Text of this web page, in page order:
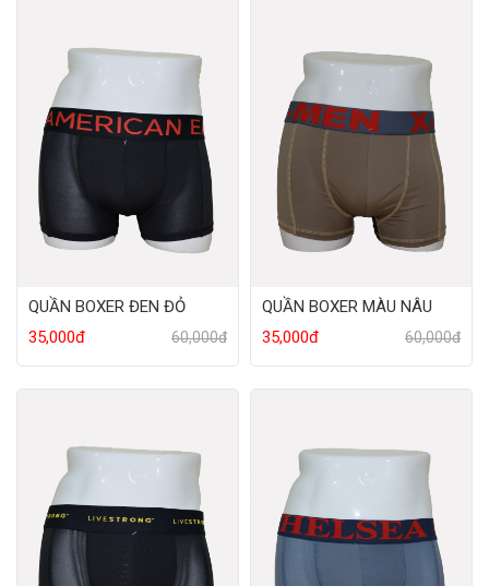
QUẦN BOXER ĐEN ĐỎ
35,000đ
60,000đ
QUẦN BOXER MÀU NÂU
35,000đ
60,000đ